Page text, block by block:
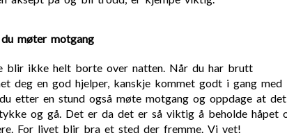
møter motgang
blir ikke helt borte over natten. Når du har brutt
deg en god hjelper, kanskje kommet godt i gang med
etter en stund også møte motgang og oppdage at det
og gå. Det er da det er så viktig å beholde håpet
For livet blir bra et sted der fremme. Vi vet!